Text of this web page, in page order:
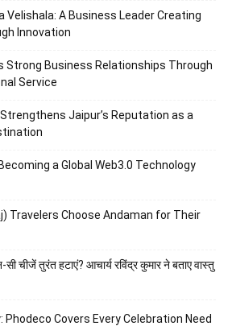
Velishala: A Business Leader Creating
Innovation
Strong Business Relationships Through
Service
Jaipur’s Reputation as a
a Global Web3.0 Technology
Travelers Choose Andaman for Their
चीजें तुरंत हटाएं? आचार्य रविंद्र कुमार ने बताए वास्तु
Phodeco Covers Every Celebration Need